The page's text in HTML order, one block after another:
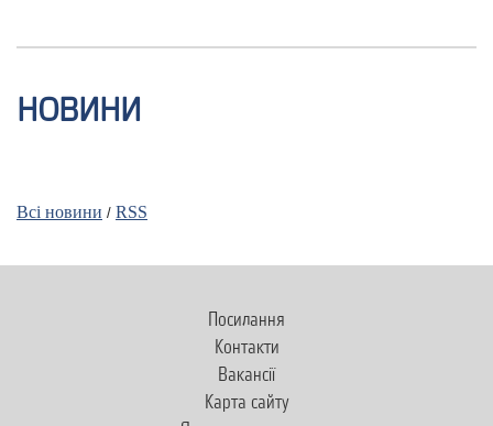
НОВИНИ
Всi новини / RSS
Посилання
Контакти
Вакансії
Карта сайту